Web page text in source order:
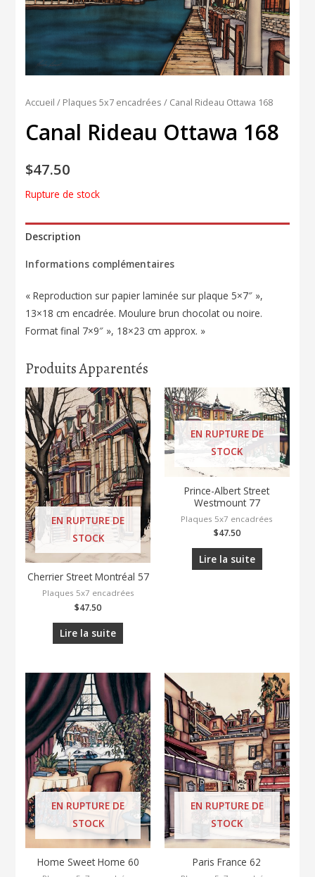
Accueil / Plaques 5x7 encadrées / Canal Rideau Ottawa 168
Canal Rideau Ottawa 168
$47.50
Rupture de stock
Description
Informations complémentaires
« Reproduction sur papier laminée sur plaque 5×7″ »,
13×18 cm encadrée. Moulure brun chocolat ou noire.
Format final 7×9″ », 18×23 cm approx. »
Produits Apparentés
EN RUPTURE DE
STOCK
Cherrier Street Montréal 57
Plaques 5x7 encadrées
$47.50
Lire la suite
EN RUPTURE DE
STOCK
Prince-Albert Street
Westmount 77
Plaques 5x7 encadrées
$47.50
Lire la suite
EN RUPTURE DE
STOCK
Home Sweet Home 60
EN RUPTURE DE
STOCK
Paris France 62